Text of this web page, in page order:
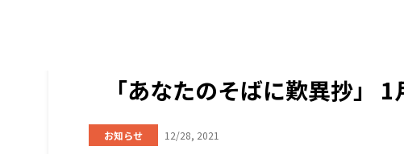
「あなたのそばに歎異抄」
お知らせ 12/28, 2021